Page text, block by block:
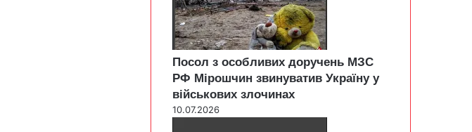
Посол з особливих доручень МЗС
РФ Мірошчин звинуватив Україну у
військових злочинах
10.07.2026